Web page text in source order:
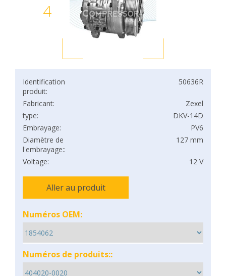
4
Identification
produit:
50636R
Fabricant:
Zexel
type:
DKV-14D
Embrayage:
PV6
Diamètre de
l'embrayage::
127 mm
Voltage: 12 V
Aller au produit
Numéros OEM:
Numéros de produits::